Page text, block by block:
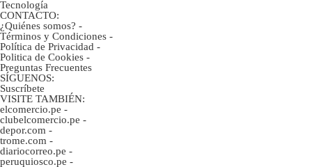
Tecnología
CONTACTO:
¿Quiénes somos? -
Términos y Condiciones -
Política de Privacidad -
Politica de Cookies -
Preguntas Frecuentes
SÍGUENOS:
Suscríbete
VISITE TAMBIÉN:
elcomercio.pe -
clubelcomercio.pe -
depor.com -
trome.com -
diariocorreo.pe -
peruquiosco.pe -